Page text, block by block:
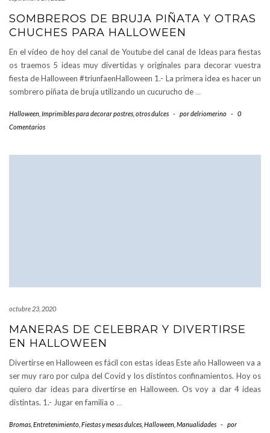
SOMBREROS DE BRUJA PIÑATA Y OTRAS
CHUCHES PARA HALLOWEEN
En el vídeo de hoy del canal de Youtube del canal de Ideas para fiestas
os traemos 5 ideas muy divertidas y originales para decorar vuestra
fiesta de Halloween #triunfaenHalloween 1.- La primera idea es hacer un
sombrero piñata de bruja utilizando un cucurucho de …
Halloween Imprimibles para decorar postres otros dulces - pordelriomerino -
0
Comentarios
octubre 23, 2020
MANERAS DE CELEBRAR Y DIVERTIRSE
EN HALLOWEEN
Divertirse en Halloween es fácil con estas ideas Este año Halloween va a
ser muy raro por culpa del Covid y los distintos confinamientos. Hoy os
quiero dar ideas para divertirse en Halloween. Os voy a dar 4 ideas
distintas. 1.- Jugar en familia o …
Bromas Entretenimiento Fiestas y mesas dulces Halloween Manualidades -
por